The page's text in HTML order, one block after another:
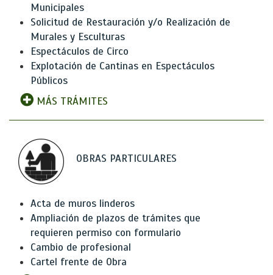
Municipales
Solicitud de Restauración y/o Realización de
Murales y Esculturas
Espectáculos de Circo
Explotación de Cantinas en Espectáculos
Públicos
MÁS TRÁMITES
OBRAS PARTICULARES
Acta de muros linderos
Ampliación de plazos de trámites que
requieren permiso con formulario
Cambio de profesional
Cartel frente de Obra